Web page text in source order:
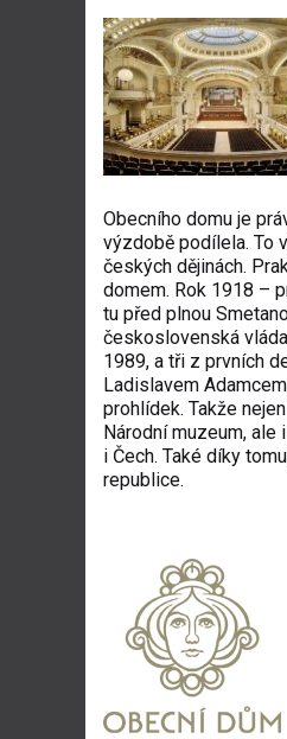
Obecního domu je
výzdobě podílela. To
českých dějinách.
domem. Rok 1918 –
tu před plnou
československá
1989, a tři z prvních
Ladislavem
prohlídek. Takže
Národní muzeum,
i Čech. Také díky
republice.